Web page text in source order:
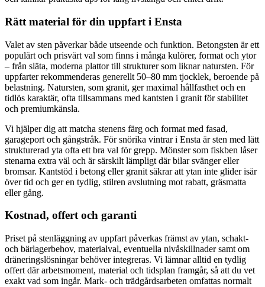
Rätt material för din uppfart i Ensta
Valet av sten påverkar både utseende och funktion. Betongsten är ett
populärt och prisvärt val som finns i många kulörer, format och ytor
– från släta, moderna plattor till strukturer som liknar natursten. För
uppfarter rekommenderas generellt 50–80 mm tjocklek, beroende på
belastning. Natursten, som granit, ger maximal hållfasthet och en
tidlös karaktär, ofta tillsammans med kantsten i granit för stabilitet
och premiumkänsla.
Vi hjälper dig att matcha stenens färg och format med fasad,
garageport och gångstråk. För snörika vintrar i Ensta är sten med lätt
strukturerad yta ofta ett bra val för grepp. Mönster som fiskben låser
stenarna extra väl och är särskilt lämpligt där bilar svänger eller
bromsar. Kantstöd i betong eller granit säkrar att ytan inte glider isär
över tid och ger en tydlig, stilren avslutning mot rabatt, gräsmatta
eller gång.
Kostnad, offert och garanti
Priset på stenläggning av uppfart påverkas främst av ytan, schakt-
och bärlagerbehov, materialval, eventuella nivåskillnader samt om
dräneringslösningar behöver integreras. Vi lämnar alltid en tydlig
offert där arbetsmoment, material och tidsplan framgår, så att du vet
exakt vad som ingår. Mark- och trädgårdsarbeten omfattas normalt